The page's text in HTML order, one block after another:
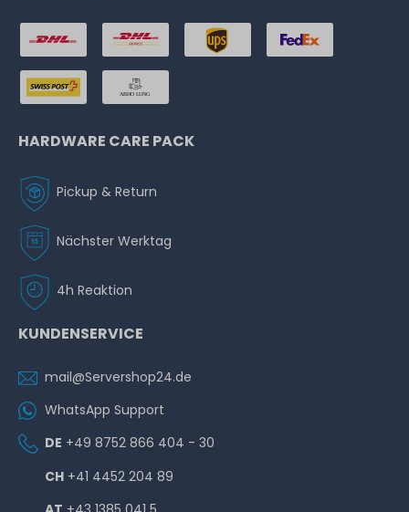
HARDWARE CARE PACK
Pickup & Return
Nächster Werktag
4h Reaktion
KUNDENSERVICE
mail@Servershop24.de
WhatsApp Support
DE +49 8752 866 404 - 30
CH +41 4452 204 89